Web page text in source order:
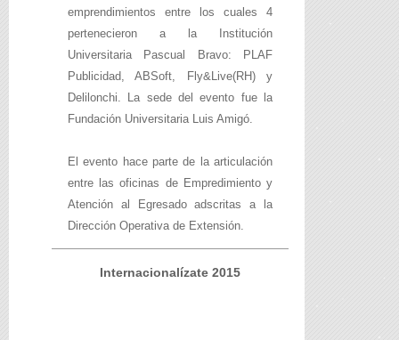
emprendimientos entre los cuales 4
pertenecieron a la Institución
Universitaria Pascual Bravo: PLAF
Publicidad, ABSoft, Fly&Live(RH) y
Delilonchi. La sede del evento fue la
Fundación Universitaria Luis Amigó.
El evento hace parte de la articulación
entre las oficinas de Empredimiento y
Atención al Egresado adscritas a la
Dirección Operativa de Extensión.
Internacionalízate 2015